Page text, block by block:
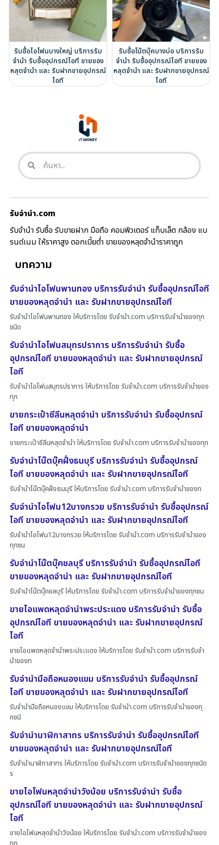
รับซื้อไอโฟนบางใหญ่ บริการรับ
จำนำ รับซื้ออุปกรณ์ไอที ขายของ
หลุดจำนำ และ รับฝากขายอุปกรณ์
ไอที
รับซื้อโน๊ตบุ๊คบางบ่อ บริการรับ
จำนำ รับซื้ออุปกรณ์ไอที ขายของ
หลุดจำนำ และ รับฝากขายอุปกรณ์
ไอที
รับจํานํา.com
รับจำนำ รับซื้อ รับขายฝาก มือถือ คอมพิวเตอร์ แท็บเล็ต กล้อง แบ
รนด์เนม ให้ราคาสูง ดอกเบี้ยต่ำ ขายของหลุดจำนำราคาถูก
บทความ
รับจำนำไอโฟนพานทอง บริการรับจำนำ รับซื้ออุปกรณ์ไอที
ขายของหลุดจำนำ และ รับฝากขายอุปกรณ์ไอที
รับจำนำไอโฟนพานทอง ให้บริการโดย รับจํานํา.com บริการรับจำนำของทุก
ชนิด
รับจำนำไอโฟนสมุทรปราการ บริการรับจำนำ รับซื้อ
อุปกรณ์ไอที ขายของหลุดจำนำ และ รับฝากขายอุปกรณ์
ไอที
รับจำนำไอโฟนสมุทรปราการ ให้บริการโดย รับจํานํา.com บริการรับจำนำของ
ทุก
ขายกระเป๋าซีลีนหลุดจำนำ บริการรับจำนำ รับซื้ออุปกรณ์
ไอที ขายของหลุดจำนำ
ขายกระเป๋าซีลีนหลุดจำนำ ให้บริการโดย รับจํานํา.com บริการรับจำนำของทุก
รับจำนำโน๊ตบุ๊คฝั่งธนบุรี บริการรับจำนำ รับซื้ออุปกรณ์
ไอที ขายของหลุดจำนำ และ รับฝากขายอุปกรณ์ไอที
รับจำนำโน๊ตบุ๊คฝั่งธนบุรี ให้บริการโดย รับจํานํา.com บริการรับจำนำของท
รับจำนำไอโฟน12บางกรวย บริการรับจำนำ รับซื้ออุปกรณ์
ไอที ขายของหลุดจำนำ และ รับฝากขายอุปกรณ์ไอที
รับจำนำไอโฟน12บางกรวย ให้บริการโดย รับจํานํา.com บริการรับจำนำของ
ทุกชน
รับจำนำโน๊ตบุ๊คชลบุรี บริการรับจำนำ รับซื้ออุปกรณ์ไอที
ขายของหลุดจำนำ และ รับฝากขายอุปกรณ์ไอที
รับจำนำโน๊ตบุ๊คชลบุรี ให้บริการโดย รับจํานํา.com บริการรับจำนำของทุกชน
ขายไอแพดหลุดจำนำพระประแดง บริการรับจำนำ รับซื้อ
อุปกรณ์ไอที ขายของหลุดจำนำ และ รับฝากขายอุปกรณ์
ไอที
ขายไอแพดหลุดจำนำพระประแดง ให้บริการโดย รับจํานํา.com บริการรับจำ
นำของท
รับจำนำมือถือหนองแขม บริการรับจำนำ รับซื้ออุปกรณ์
ไอที ขายของหลุดจำนำ และ รับฝากขายอุปกรณ์ไอที
รับจำนำมือถือหนองแขม ให้บริการโดย รับจํานํา.com บริการรับจำนำของทุ
กชนิ
รับจำนำนาฬิกาสาทร บริการรับจำนำ รับซื้ออุปกรณ์ไอที
ขายของหลุดจำนำ และ รับฝากขายอุปกรณ์ไอที
รับจำนำนาฬิกาสาทร ให้บริการโดย รับจํานํา.com บริการรับจำนำของทุกชนิด
ร
ขายไอโฟนหลุดจำนำวังน้อย บริการรับจำนำ รับซื้อ
อุปกรณ์ไอที ขายของหลุดจำนำ และ รับฝากขายอุปกรณ์
ไอที
ขายไอโฟนหลุดจำนำวังน้อย ให้บริการโดย รับจํานํา.com บริการรับจำนำของ